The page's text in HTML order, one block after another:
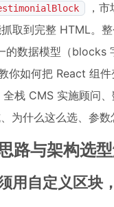
，
取到完整 HTML。
的数据模型（
你如何把 React 组
栈 CMS 实施顾问
为什么这么选、参数
路与架构选
用自定义区块